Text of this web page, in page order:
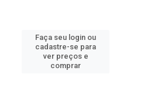
Faça seu login ou
cadastre-se para
ver preços e
comprar